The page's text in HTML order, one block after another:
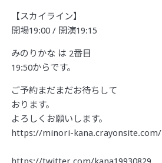
【スカイライン】
開場19:00 / 開演19:15
みのりかな は 2番目
19:50からです。
ご予約まだまだお待ちして
おります。
よろしくお願いします。
https://minori-kana.crayonsite.com/